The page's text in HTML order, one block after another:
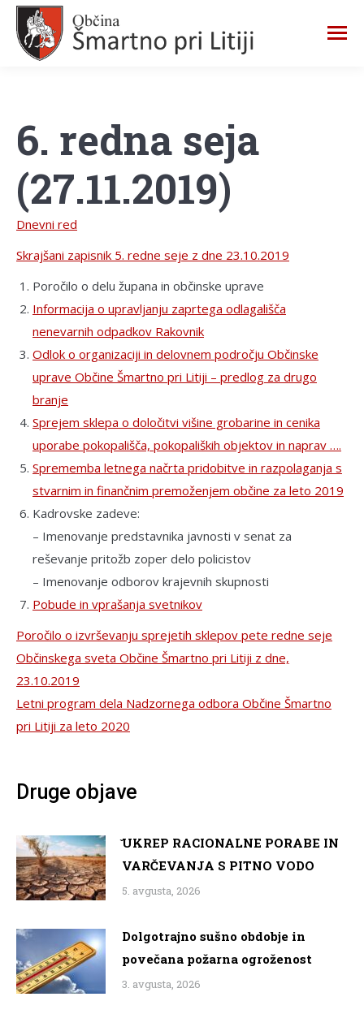
6. redna seja
(27.11.2019)
Dnevni red
Skrajšani zapisnik 5. redne seje z dne 23.10.2019
Poročilo o delu župana in občinske uprave
Informacija o upravljanju zaprtega odlagališča
nenevarnih odpadkov Rakovnik
Odlok o organizaciji in delovnem področju Občinske
uprave Občine Šmartno pri Litiji – predlog za drugo
branje
Sprejem sklepa o določitvi višine grobarine in cenika
uporabe pokopališča, pokopaliških objektov in naprav ….
Sprememba letnega načrta pridobitve in razpolaganja s
stvarnim in finančnim premoženjem občine za leto 2019
Kadrovske zadeve:
– Imenovanje predstavnika javnosti v senat za
reševanje pritožb zoper delo policistov
– Imenovanje odborov krajevnih skupnosti
Pobude in vprašanja svetnikov
Poročilo o izvrševanju sprejetih sklepov pete redne seje
Občinskega sveta Občine Šmartno pri Litiji z dne,
23.10.2019
Letni program dela Nadzornega odbora Občine Šmartno
pri Litiji za leto 2020
Druge objave
̌UKREP RACIONALNE PORABE IN
VARČEVANJA S PITNO VODO
5. avgusta, 2026
Dolgotrajno sušno obdobje in
povečana požarna ogroženost
3. avgusta, 2026